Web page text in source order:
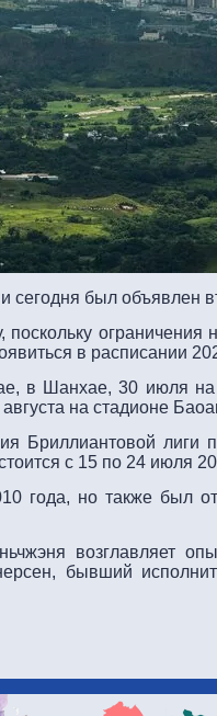
был объявлен
ограничения
в расписании
в Шанхае, 30 июля
на стадионе
Бриллиантовой лиги
с 15 по 24 июля
года, но также был
возглавляет
бывший